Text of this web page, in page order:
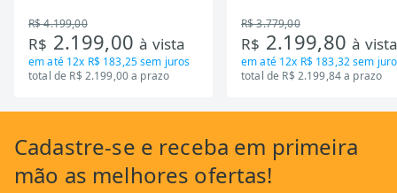
R$ 4.199,00
R$ 2.199,00à vista
em até 12x R$ 183,25sem juros
total de R$ 2.199,00 a prazo
R$ 3.779,00
R$ 2.199,80à
em até 12x R$ 183,32sem
total de R$ 2.199,84 a prazo
Cadastre-se e receba em primeira
mão as melhores ofertas!